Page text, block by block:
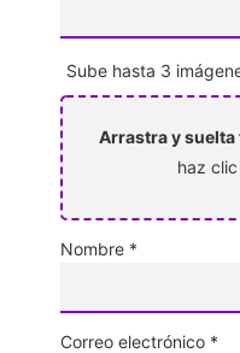
Sube hasta 3
Arrastra y suelta
haz
Nombre *
Correo electrónico *